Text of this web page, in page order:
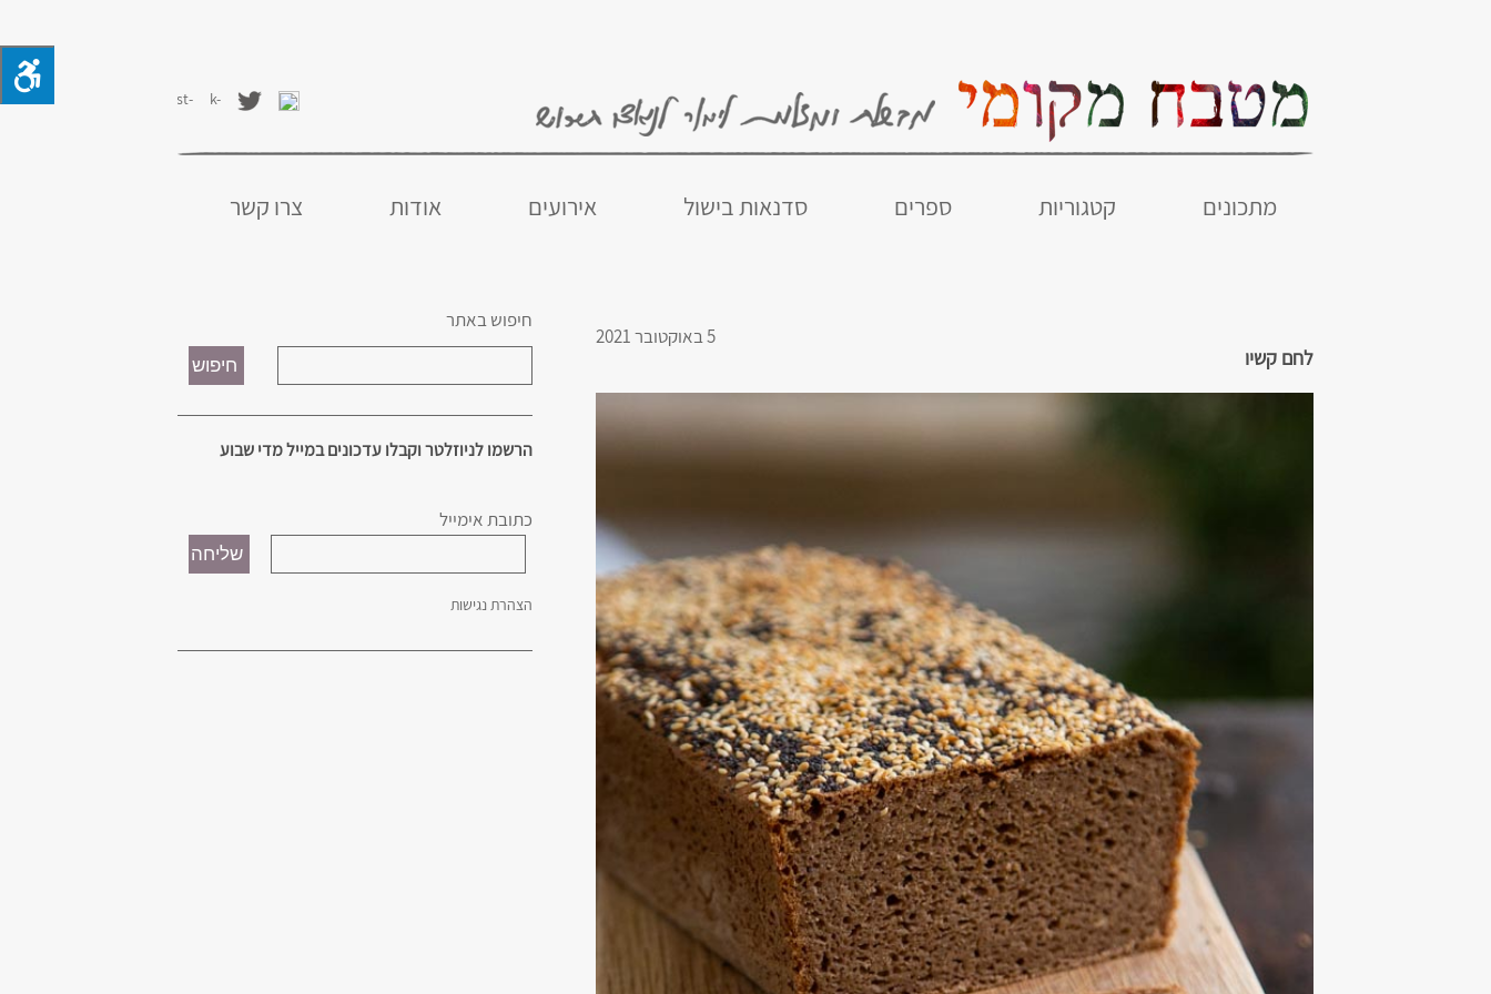
מתכונים קטגוריות ספרים סדנאות בישול אירועים אודות צרו קשר
5 באוקטובר 2021
לחם קשיו
חיפוש באתר
הרשמו לניוזלטר וקבלו עדכונים במייל מדי שבוע
כתובת אימייל
הצהרת נגישות